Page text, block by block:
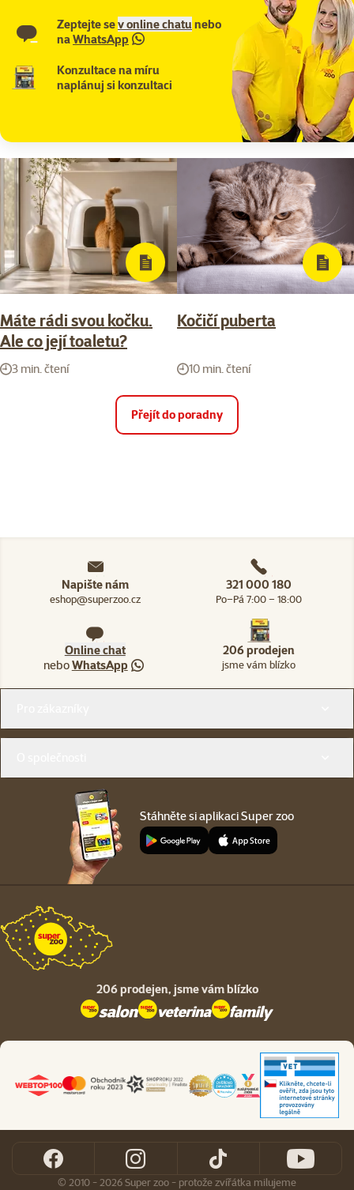
Zeptejte sev online chatu nebo
naWhatsApp
Konzultace na míru
naplánuj si konzultaci
Máte rádi svou kočku.
Ale co její toaletu?
3 min. čtení
Kočičí puberta
10 min. čtení
Přejít do poradny
Napište nám
eshop@superzoo.cz
321 000 180
Po–Pá 7:00 – 18:00
Online chat
neboWhatsApp
206 prodejen
jsme vám blízko
Stáhněte si aplikaci Super zoo
206 prodejen, jsme vám blízko
© 2010 - 2026 Super zoo - protože zvířátka milujeme